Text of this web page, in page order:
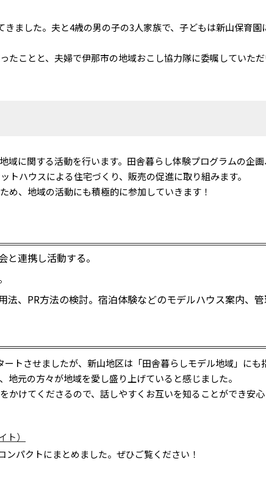
ました。夫と4歳の男の子の3人家族で、子どもは新山保育園
ことと、夫婦で伊那市の地域おこし協力隊に委嘱していた
に関する活動を行います。田舎暮らし体験プログラムの企
ハウスによる住宅づくり、販売の促進に取り組みます。
、地域の活動にも積極的に参加していきます！
連携し活動する。
、PR方法の検討。宿泊体験などのモデルハウス案内、管
トさせましたが、新山地区は「田舎暮らしモデル地域」にも
地元の方々が地域を愛し盛り上げていると感じました。
けてくださるので、話しやすくお互いを知ることができ安
）
パクトにまとめました。ぜひご覧ください！